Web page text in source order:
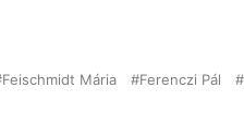
Feischmidt Mária Ferenczi Pál